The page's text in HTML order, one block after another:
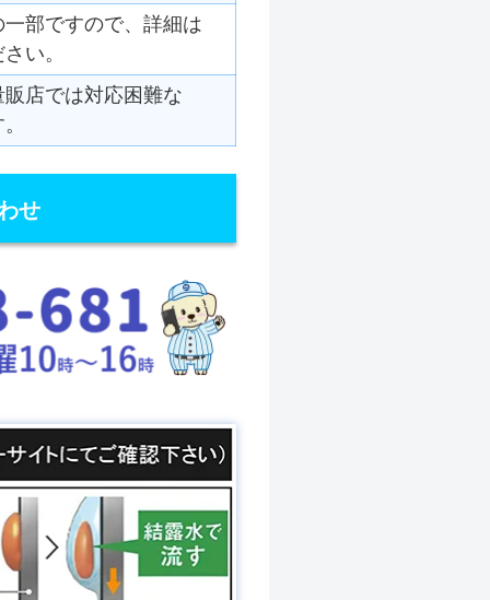
部ですので、詳細は
い。
店では対応困難な
せ